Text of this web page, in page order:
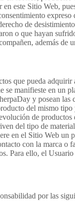
este Sitio Web,
de
o que hayan
además de
que pueda
manifieste en un
y posean
del mismo
de
del tipo de
en el Sitio Web
con la marca
Para ello, el
por las